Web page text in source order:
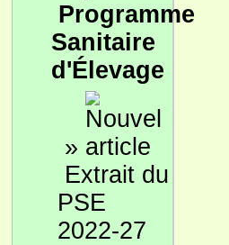
Programme
Sanitaire
d'Élevage
»
Extrait du
PSE
2022-27